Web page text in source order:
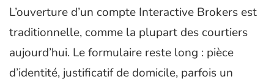
L’ouverture d’un compte Interactive Brokers est
traditionnelle, comme la plupart des courtiers
aujourd’hui. Le formulaire reste long : pièce
d’identité, justificatif de domicile, parfois un